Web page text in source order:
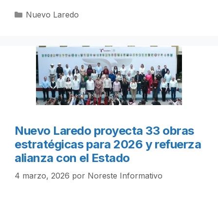
Categorías
Nuevo Laredo
Nuevo Laredo proyecta 33 obras
estratégicas para 2026 y refuerza
alianza con el Estado
4 marzo, 2026 por Noreste Informativo